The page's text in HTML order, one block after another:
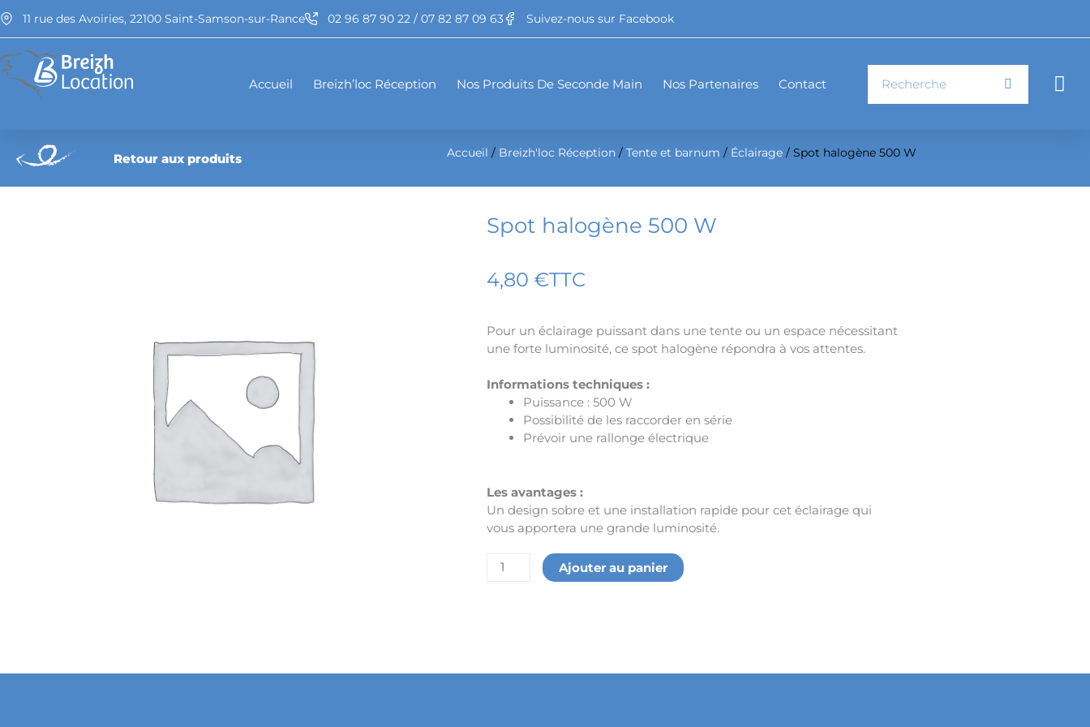
au
contenu
11 rue des Avoiries, 22100 Saint-Samson-sur-Rance 02 96 87 90 22 / 07 82 87 09 63 Suivez-nous sur Facebook
Accueil Breizh’loc Réception Nos Produits De Seconde Main Nos Partenaires Contact
Retour aux produits Accueil / Breizh'loc Réception/ Tente et barnum / Éclairage/ Spot halogène 500 W
Spot halogène 500 W
4,80 €TTC
Pour un éclairage puissant dans une tente ou un espace nécessitant
une forte luminosité, ce spot halogène répondra à vos attentes.
Informations techniques :
Puissance : 500 W
Possibilité de les raccorder en série
Prévoir une rallonge électrique
Les avantages :
Un design sobre et une installation rapide pour cet éclairage qui
vous apportera une grande luminosité.
quantité
Ajouter au panier